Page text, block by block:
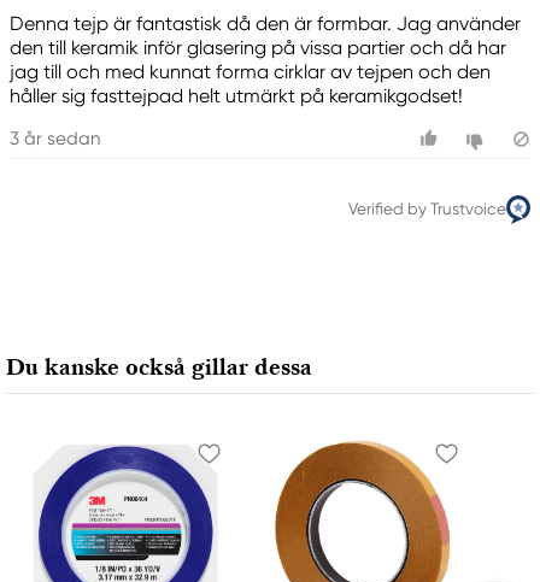
Denna tejp är fantastisk då den är formbar. Jag använder
den till keramik inför glasering på vissa partier och då har
jag till och med kunnat forma cirklar av tejpen och den
håller sig fasttejpad helt utmärkt på keramikgodset!
3 år sedan
Verified by Trustvoice
Du kanske också gillar dessa